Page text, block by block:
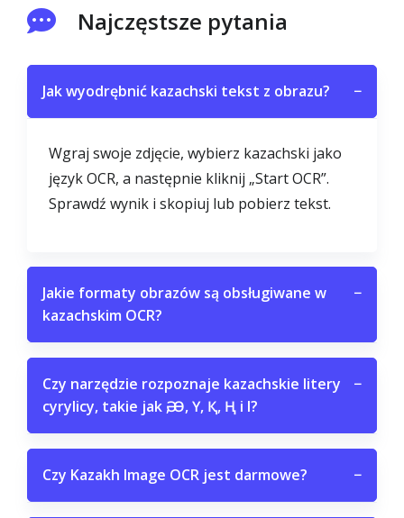
Najczęstsze pytania
Jak wyodrębnić kazachski tekst z obrazu? −
Wgraj swoje zdjęcie, wybierz kazachski jako
język OCR, a następnie kliknij „Start OCR”.
Sprawdź wynik i skopiuj lub pobierz tekst.
Jakie formaty obrazów są obsługiwane w
kazachskim OCR?
−
Czy narzędzie rozpoznaje kazachskie litery
cyrylicy, takie jak Ә, Ө, Ү, Қ, Ң i І?
−
Czy Kazakh Image OCR jest darmowe? −